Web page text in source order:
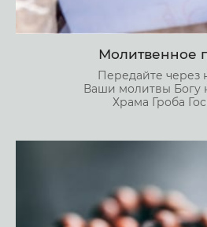
Молитвенное
Передайте через
Ваши молитвы Богу
Храма Гроба